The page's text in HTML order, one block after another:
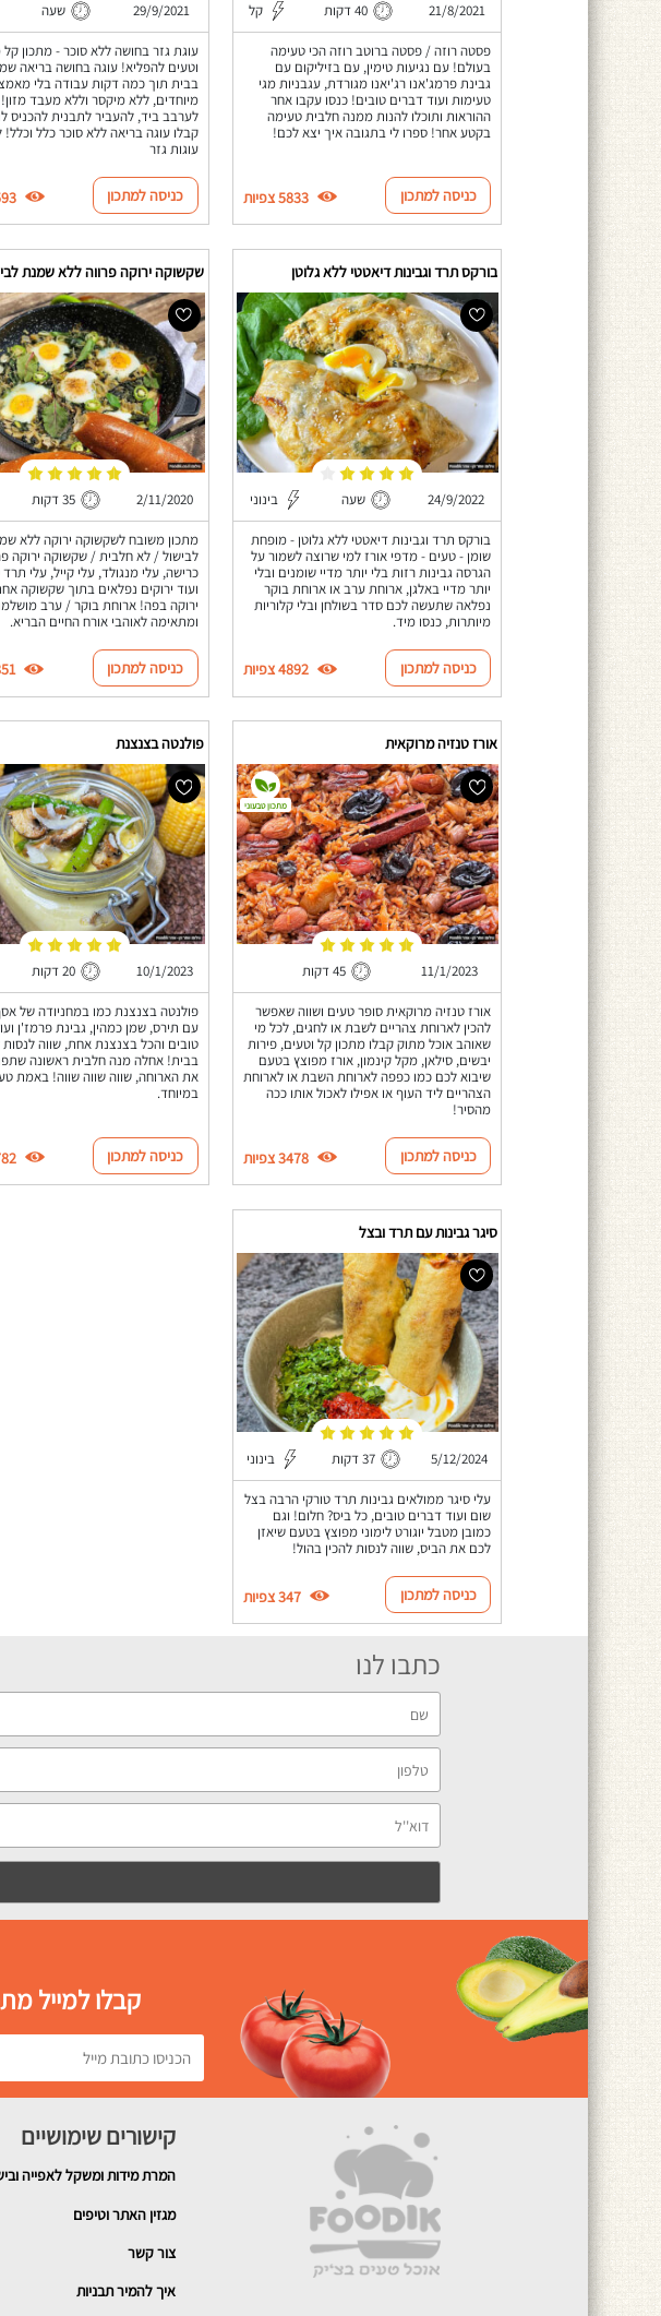
21/8/2021 40 דקות קל
פסטה רוזה / פסטה ברוטב רוזה הכי טעימה
בעולם! עם נגיעות טימין, עם בזיליקום עם
גבינת פרמג'אנו רג'יאנו מגורדת, עגבניות מגי
טעימות ועוד דברים טובים! כנסו עקבו אחר
ההוראות ותוכלו להנות ממנה חלבית טעימה
בקטע אחר! ספרו לי בתגובה איך יצא לכם!
כניסה למתכון 5833 צפיות
29/9/2021 שעה
עוגת גזר בחושה ללא סוכר - מתכון קל
וטעים להפליא! עוגה בחושה בריאה
בבית תוך כמה דקות עבודה בלי
מיוחדים, ללא מיקסר וללא מעבד
לערבב ביד, להעביר לתבנית להכניס
קבלו עוגה בריאה ללא סוכר כלל וכלל!
עוגות גזר
כניסה למתכון
בורקס תרד וגבינות דיאטטי ללא גלוטן
24/9/2022 שעה בינוני
בורקס תרד וגבינות דיאטטי ללא גלוטן - מופחת
שומן - טעים - מדפי אורז למי שרוצה לשמור על
הגרסה גבינות רזות בלי יותר מדיי שומנים ובלי
יותר מדיי באלגן, ארוחת ערב או ארוחת בוקר
נפלאה שתעשה לכם סדר בשולחן ובלי קלוריות
מיותרות, כנסו מיד.
כניסה למתכון 4892 צפיות
שקשוקה ירוקה פרווה ללא שמנת
2/11/2020 35 דקות
מתכון משובח לשקשוקה ירוקה ללא
לבישול / לא חלבית / שקשוקה ירוקה
כרישה, עלי מנגולד, עלי קייל, עלי תרד
ועוד ירוקים נפלאים בתוך שקשוקה
ירוקה בפה! ארוחת בוקר / ערב
ומתאימה לאוהבי אורח החיים הבריא.
כניסה למתכון
אורז טנזיה מרוקאית
11/1/2023 45 דקות
אורז טנזיה מרוקאית סופר טעים ושווה שאפשר
להכין לארוחת צהריים לשבת או לחגים, לכל מי
שאוהב אוכל מתוק קבלו מתכון קל וטעים, פירות
יבשים, סילאן, מקל קינמון, אורז מפוצץ בטעם
שיבוא לכם כמו כפפה לארוחת השבת או לארוחת
הצהריים ליד העוף או אפילו לאכול אותו ככה
מהסיר!
מתכון טבעוני
כניסה למתכון 3478 צפיות
פולנטה בצנצנת
10/1/2023 20 דקות
פולנטה בצנצנת כמו במחניודה של
עם תירס, שמן כמהין, גבינת פרמז'ן
טובים והכל בצנצנת אחת, שווה לנסות
בבית! אחלה מנה חלבית ראשונה
את הארוחה, שווה שווה שווה! באמת
במיוחד.
כניסה למתכון
סיגר גבינות עם תרד ובצל
5/12/2024 37 דקות בינוני
עלי סיגר ממולאים גבינות תרד טורקי הרבה בצל
שום ועוד דברים טובים, כל ביס? חלום! וגם
כמובן מטבל יוגורט לימוני מפוצץ בטעם שיאזן
לכם את הביס, שווה לנסות להכין בהול!
כניסה למתכון 347 צפיות
כתבו לנו
קבלו למייל
קישורים שימושיים
המרת מידות ומשקל לאפייה
מגזין האתר וטיפים
צור קשר
איך להמיר תבניות